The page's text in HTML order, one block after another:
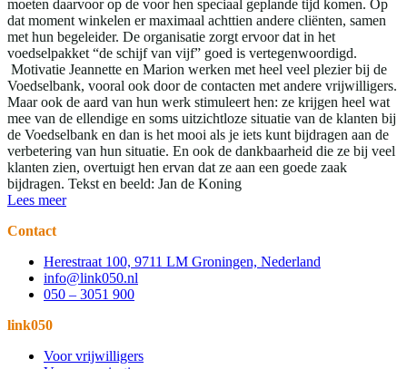
moeten daarvoor op de voor hen speciaal geplande tijd komen. Op
dat moment winkelen er maximaal achttien andere cliënten, samen
met hun begeleider. De organisatie zorgt ervoor dat in het
voedselpakket “de schijf van vijf” goed is vertegenwoordigd.
Motivatie Jeannette en Marion werken met heel veel plezier bij de
Voedselbank, vooral ook door de contacten met andere vrijwilligers.
Maar ook de aard van hun werk stimuleert hen: ze krijgen heel wat
mee van de ellendige en soms uitzichtloze situatie van de klanten bij
de Voedselbank en dan is het mooi als je iets kunt bijdragen aan de
verbetering van hun situatie. En ook de dankbaarheid die ze bij veel
klanten zien, overtuigt hen ervan dat ze aan een goede zaak
bijdragen. Tekst en beeld: Jan de Koning
Lees meer
Contact
Herestraat 100, 9711 LM Groningen, Nederland
info@link050.nl
050 – 3051 900
link050
Voor vrijwilligers